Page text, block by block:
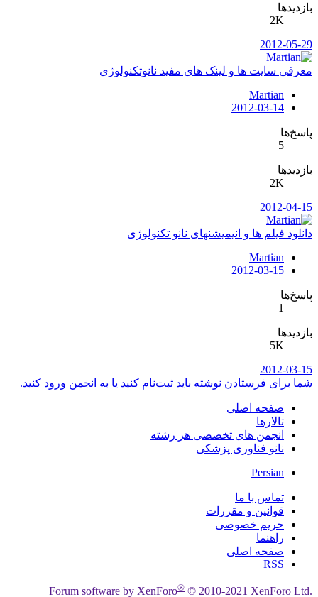
بازدیدها
2K
2012-05-29
معرفی سایت ها و لینک های مفید نانوتکنولوژی
Martian
2012-03-14
پاسخ‌ها
5
بازدیدها
2K
2012-04-15
دانلود فیلم ها و انیمیشنهای نانو تکنولوژی
Martian
2012-03-15
پاسخ‌ها
1
بازدیدها
5K
2012-03-15
شما برای فرستادن نوشته باید ثبت‌نام کنید یا به انجمن ورود کنید.
صفحه اصلی
تالارها
انجمن های تخصصی هر رشته
نانو فناوری پزشکی
Persian
تماس با ما
قوانین و مقررات
حریم خصوصی
راهنما
صفحه اصلی
RSS
Forum software by XenForo® © 2010-2021 XenForo Ltd.